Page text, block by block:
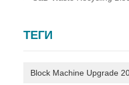
ТЕГИ
Block Machine Upgrade